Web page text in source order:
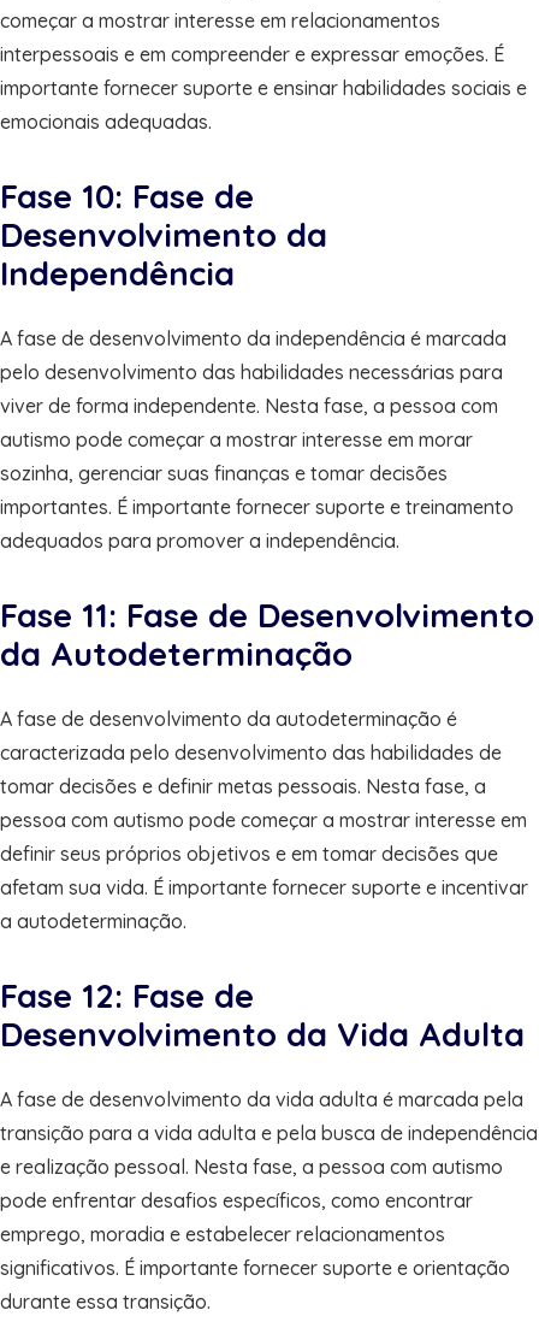
começar a mostrar interesse em relacionamentos
interpessoais e em compreender e expressar emoções. É
importante fornecer suporte e ensinar habilidades sociais e
emocionais adequadas.
Fase 10: Fase de
Desenvolvimento da
Independência
A fase de desenvolvimento da independência é marcada
pelo desenvolvimento das habilidades necessárias para
viver de forma independente. Nesta fase, a pessoa com
autismo pode começar a mostrar interesse em morar
sozinha, gerenciar suas finanças e tomar decisões
importantes. É importante fornecer suporte e treinamento
adequados para promover a independência.
Fase 11: Fase de Desenvolvimento
da Autodeterminação
A fase de desenvolvimento da autodeterminação é
caracterizada pelo desenvolvimento das habilidades de
tomar decisões e definir metas pessoais. Nesta fase, a
pessoa com autismo pode começar a mostrar interesse em
definir seus próprios objetivos e em tomar decisões que
afetam sua vida. É importante fornecer suporte e incentivar
a autodeterminação.
Fase 12: Fase de
Desenvolvimento da Vida Adulta
A fase de desenvolvimento da vida adulta é marcada pela
transição para a vida adulta e pela busca de independência
e realização pessoal. Nesta fase, a pessoa com autismo
pode enfrentar desafios específicos, como encontrar
emprego, moradia e estabelecer relacionamentos
significativos. É importante fornecer suporte e orientação
durante essa transição.